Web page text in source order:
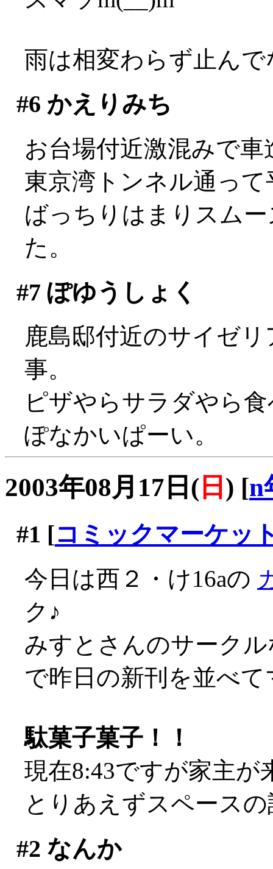
雨は相変わらず止ん
#6 かえりみち
お台場付近激混みで車
東京湾トンネル通っ
ばっちりはまりスム
た。
#7 ぽゆうしょく
鹿島邸付近のサイゼ
事。
ピザやらサラダやら
ぽなかいぱーい。
2003年08月17日( 日 ) [n
#1 [コミックマーケッ
今日は西２・け16aの
ク♪
みすとさんのサーク
で昨日の新刊を並べ
駄菓子菓子！！
現在8:43ですが家主が
とりあえずスペース
#2 なんか